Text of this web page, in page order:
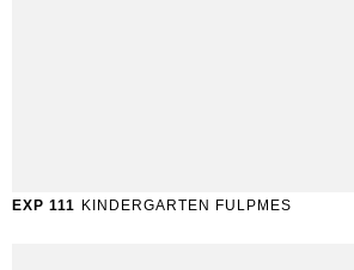
EXP 111 KINDERGARTEN FULPMES